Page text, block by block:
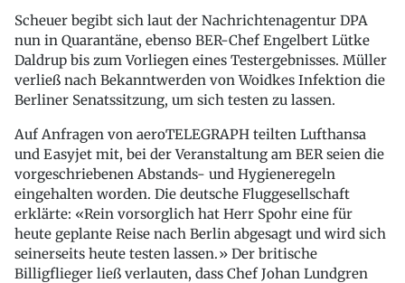
Scheuer begibt sich laut der Nachrichtenagentur DPA
nun in Quarantäne, ebenso BER-Chef Engelbert Lütke
Daldrup bis zum Vorliegen eines Testergebnisses. Müller
verließ nach Bekanntwerden von Woidkes Infektion die
Berliner Senatssitzung, um sich testen zu lassen.
Auf Anfragen von aeroTELEGRAPH teilten Lufthansa
und Easyjet mit, bei der Veranstaltung am BER seien die
vorgeschriebenen Abstands- und Hygieneregeln
eingehalten worden. Die deutsche Fluggesellschaft
erklärte: «Rein vorsorglich hat Herr Spohr eine für
heute geplante Reise nach Berlin abgesagt und wird sich
seinerseits heute testen lassen.» Der britische
Billigflieger ließ verlauten, dass Chef Johan Lundgren